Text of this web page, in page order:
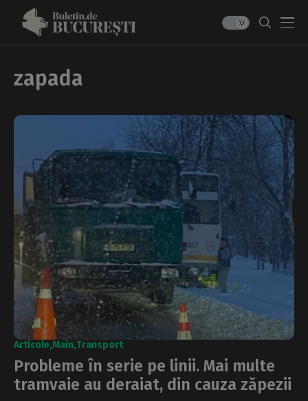
zapada
Articole Main Transport
Probleme în serie pe linii. Mai multe
tramvaie au deraiat, din cauza zăpezii